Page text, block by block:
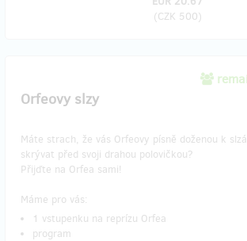
(CZK 500)
Orfeovy slzy
Máte strach, že vás Orfeovy písně doženou k
skrývat před svoji drahou polovičkou?
Přijďte na Orfea sami!
Máme pro vás:
1 vstupenku na reprízu Orfea
program